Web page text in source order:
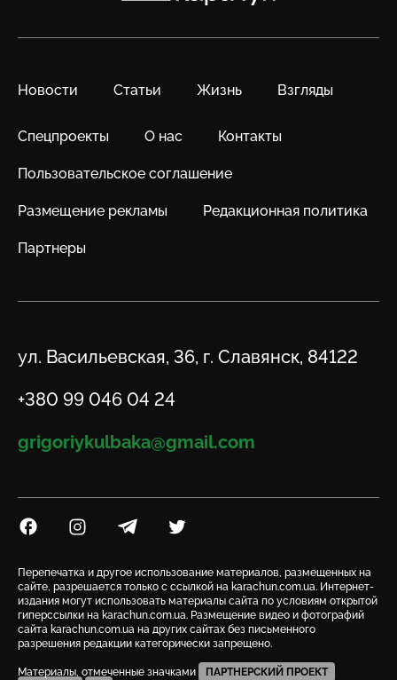
Новости Статьи Жизнь Взгляды
Спецпроекты О нас Контакты
Пользовательское соглашение
Размещение рекламы Редакционная политика
Партнеры
Адрес
ул. Васильевская, 36, г. Славянск, 84122
Телефон
+380 99 046 04 24
Email
grigoriykulbaka@gmail.com
Посилання на Facebook
Посилання на Instagram
Посилання на Telegram
Посилання на Twitter
Перепечатка и другое использование материалов, размещенных на
сайте, разрешается только с ссылкой на karachun.com.ua. Интернет-
издания могут использовать материалы сайта по условиям открытой
гиперссылки на karachun.com.ua. Размещение видео и фотографий
сайта karachun.com.ua на других сайтах без письменного
разрешения редакции категорически запрещено.
Материалы, отмеченные значками ПАРТНЕРСКИЙ ПРОЕКТ